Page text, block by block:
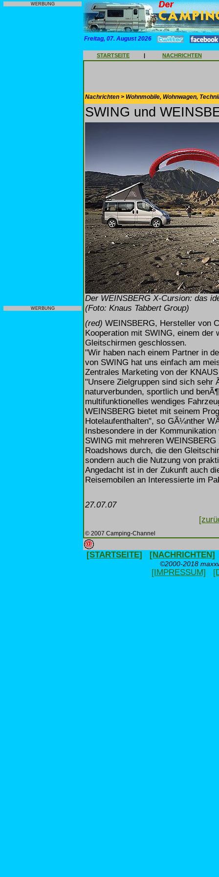
WERBUNG
WERBUNG
Freitag, 07. August 2026
STARTSEITE | NACHRICHTEN
Nachrichten > Wohnmobile, Wohnwagen,
SWING und
Der WEINSBERG X-Cursion: das
(Foto: Knaus Tabbert Group)
(red) WEINSBERG, Hersteller von
Kooperation mit SWING, einem
Gleitschirmen geschlossen.
"Wir haben nach einem Partner in
von SWING hat uns einfach am
Zentrales Marketing von der
"Unsere Zielgruppen sind sich sehr
naturverbunden, sportlich und
multifunktionelles wendiges
WEINSBERG bietet mit seinem
Hotelaufenthalten", so GÃ¼nther
Insbesondere in der
SWING mit mehreren
Roadshows durch, die den
sondern auch die Nutzung von
Angedacht ist in der Zukunft auch
Reisemobilen an Interessierte im
27.07.07
© 2007 Camping-Channel
[STARTSEITE] [NACHRICHTEN]
©2000-2018
[IMPRESSUM]